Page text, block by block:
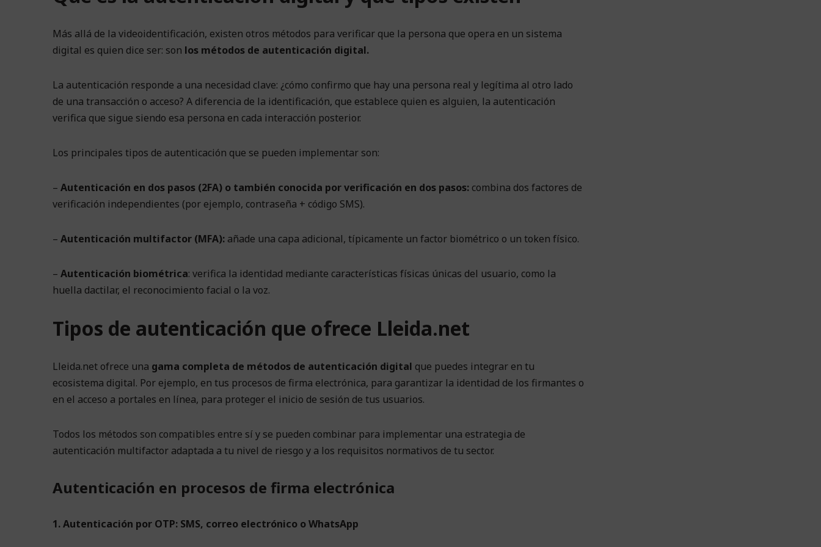
Más allá de la videoidentificación, existen otros métodos para verificar que la persona que opera en un sistema
digital es quien dice ser: son los métodos de autenticación digital.
La autenticación responde a una necesidad clave: ¿cómo confirmo que hay una persona real y legítima al otro lado
de una transacción o acceso? A diferencia de la identificación, que establece quien es alguien, la autenticación
verifica que sigue siendo esa persona en cada interacción posterior.
Los principales tipos de autenticación que se pueden implementar son:
– Autenticación en dos pasos (2FA) o también conocida por verificación en dos pasos:combina dos factores de
verificación independientes (por ejemplo, contraseña + código SMS).
– Autenticación multifactor (MFA): añade una capa adicional, típicamente un factor biométrico o un token físico.
– Autenticación biométrica: verifica la identidad mediante características físicas únicas del usuario, como la
huella dactilar, el reconocimiento facial o la voz.
Tipos de autenticación que ofrece Lleida.net
Lleida.net ofrece una gama completa de métodos de autenticación digital que puedes integrar en tu
ecosistema digital. Por ejemplo, en tus procesos de firma electrónica, para garantizar la identidad de los firmantes o
en el acceso a portales en línea, para proteger el inicio de sesión de tus usuarios.
Todos los métodos son compatibles entre sí y se pueden combinar para implementar una estrategia de
autenticación multifactor adaptada a tu nivel de riesgo y a los requisitos normativos de tu sector.
Autenticación en procesos de firma electrónica
1. Autenticación por OTP: SMS, correo electrónico o WhatsApp